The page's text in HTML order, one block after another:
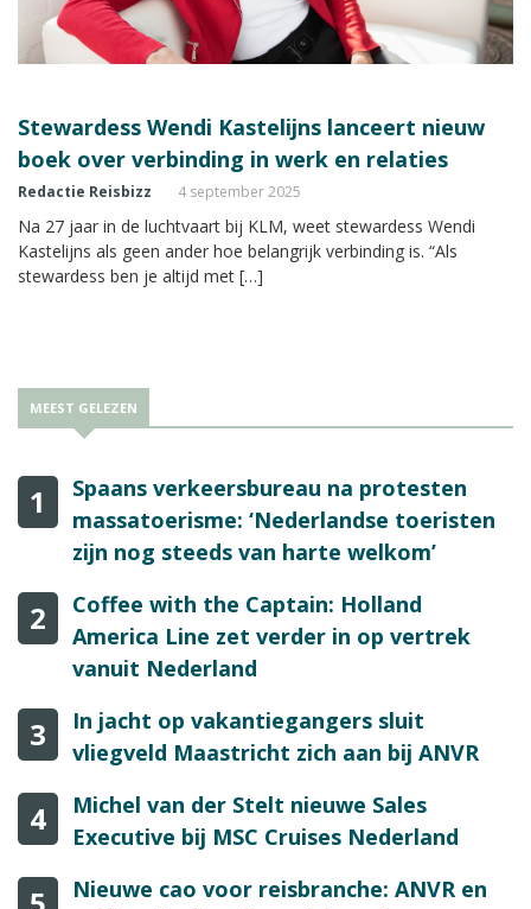
Stewardess Wendi Kastelijns lanceert nieuw
boek over verbinding in werk en relaties
Redactie Reisbizz 4 september 2025
Na 27 jaar in de luchtvaart bij KLM, weet stewardess Wendi
Kastelijns als geen ander hoe belangrijk verbinding is. “Als
stewardess ben je altijd met […]
MEEST GELEZEN
1
Spaans verkeersbureau na protesten
massatoerisme: ‘Nederlandse toeristen
zijn nog steeds van harte welkom’
2
Coffee with the Captain: Holland
America Line zet verder in op vertrek
vanuit Nederland
3
In jacht op vakantiegangers sluit
vliegveld Maastricht zich aan bij ANVR
4
Michel van der Stelt nieuwe Sales
Executive bij MSC Cruises Nederland
Nieuwe cao voor reisbranche: ANVR en